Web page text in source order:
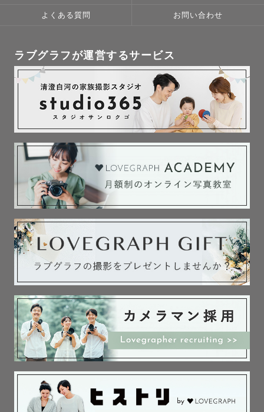
「はじめましてじゃないみたい」
「笑顔にする天才です」
多くのゲスト様から
そんなお言葉をいただきます🌿
ꕤ︎︎ 北関東TOPカメラマン
ꕤ︎︎  社内最上位 ダイヤモンドランク（上位 1% ）💎
ꕤ︎︎  2023 Lovegraph award 特別賞
ꕤ︎︎ ゲスト様レビューMAX✩︎5
ꕤ︎︎ 写真教室の講師
🌈 LGBTQ フレンドリー
もちろん楽しいだけではなく、
----------【撮影】----------
撮影ってどんな感じ？
うまく笑えるかな？
よくある質問 お問い合わせ
ラブグラフが運営するサービス